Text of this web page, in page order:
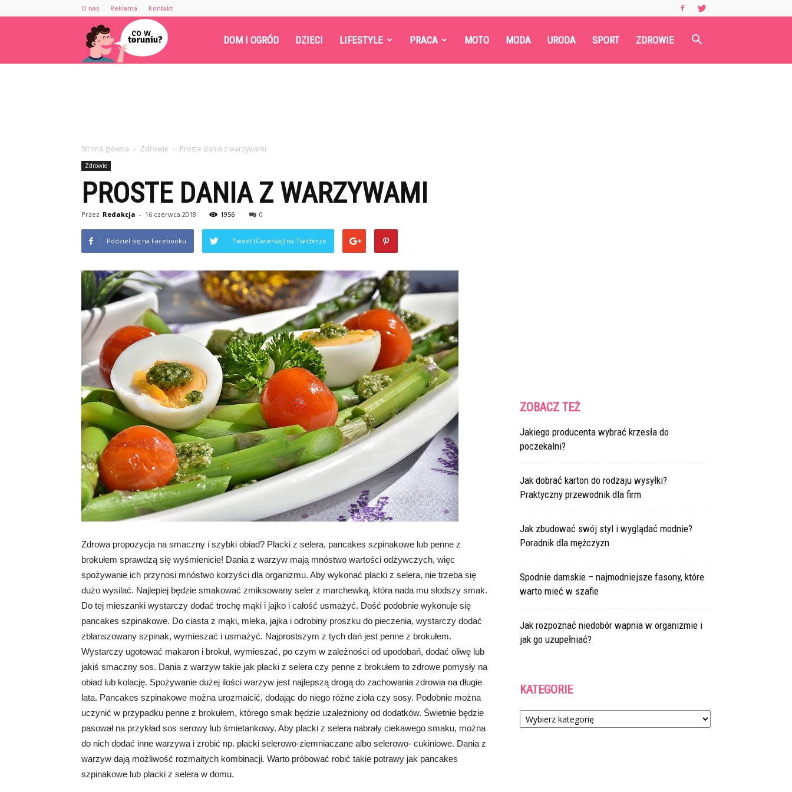
O nas Reklama Kontakt
Cowtoruniu.pl DOM I OGRÓD DZIECI LIFESTYLE PRACA MOTO MODA URODA SPORT ZDROWIE
Strona główna Zdrowie Proste dania z warzywami
Zdrowie
PROSTE DANIA Z WARZYWAMI
Przez Redakcja - 16 czerwca 2018 1956 0
Podziel się na Facebooku Tweet (Ćwierkaj) na Twitterze
Zdrowa propozycja na smaczny i szybki obiad? Placki z selera, pancakes szpinakowe lub penne z
brokułem sprawdzą się wyśmienicie! Dania z warzyw mają mnóstwo wartości odżywczych, więc
spożywanie ich przynosi mnóstwo korzyści dla organizmu. Aby wykonać placki z selera, nie trzeba się
dużo wysilać. Najlepiej będzie smakować zmiksowany seler z marchewką, która nada mu słodszy smak.
Do tej mieszanki wystarczy dodać trochę mąki i jajko i całość usmażyć. Dość podobnie wykonuje się
pancakes szpinakowe. Do ciasta z mąki, mleka, jajka i odrobiny proszku do pieczenia, wystarczy dodać
zblanszowany szpinak, wymieszać i usmażyć. Najprostszym z tych dań jest penne z brokułem.
Wystarczy ugotować makaron i brokuł, wymieszać, po czym w zależności od upodobań, dodać oliwę lub
jakiś smaczny sos. Dania z warzyw takie jak placki z selera czy penne z brokułem to zdrowe pomysły na
obiad lub kolację. Spożywanie dużej ilości warzyw jest najlepszą drogą do zachowania zdrowia na długie
lata. Pancakes szpinakowe można urozmaicić, dodając do niego różne zioła czy sosy. Podobnie można
uczynić w przypadku penne z brokułem, którego smak będzie uzależniony od dodatków. Świetnie będzie
pasował na przykład sos serowy lub śmietankowy. Aby placki z selera nabrały ciekawego smaku, można
do nich dodać inne warzywa i zrobić np. placki selerowo-ziemniaczane albo selerowo- cukiniowe. Dania z
warzyw dają możliwość rozmaitych kombinacji. Warto próbować robić takie potrawy jak pancakes
szpinakowe lub placki z selera w domu.
ZOBACZ TEŻ
Jakiego producenta wybrać krzesła do
poczekalni?
Jak dobrać karton do rodzaju wysyłki?
Praktyczny przewodnik dla firm
Jak zbudować swój styl i wyglądać modnie?
Poradnik dla mężczyzn
Spodnie damskie – najmodniejsze fasony, które
warto mieć w szafie
Jak rozpoznać niedobór wapnia w organizmie i
jak go uzupełniać?
KATEGORIE
Kategorie